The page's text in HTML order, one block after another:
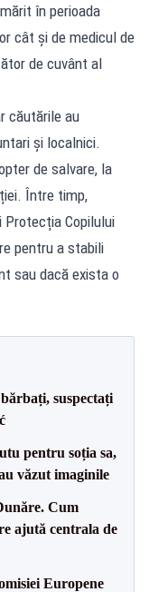
în perioada
cât și de medicul de
de cuvânt al
căutările au
și localnici.
de salvare, la
Între timp,
Protecția Copilului
pentru a stabili
sau dacă exista o
suspectați
pentru soția sa,
văzut imaginile
Cum
ajută centrala de
Europene